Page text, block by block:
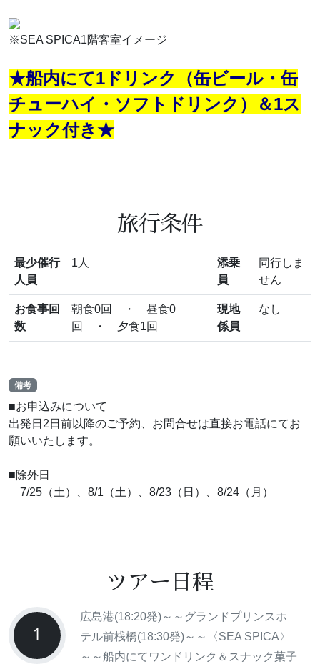
※SEA SPICA1階客室イメージ
★船内にて1ドリンク（缶ビール・缶
チューハイ・ソフトドリンク）＆1ス
ナック付き★
旅行条件
最少催行
人員
1人
添乗
員
同行しま
せん
お食事回
数
朝食0回 ・ 昼食0
回 ・ 夕食1回
現地
係員
なし
備考
■お申込みについて
出発日2日前以降のご予約、お問合せは直接お電話にてお
願いいたします。
■除外日
7/25（土）、8/1（土）、8/23（日）、8/24（月）
ツアー日程
1
広島港(18:20発)～～グランドプリンスホ
テル前桟橋(18:30発)～～〈SEA SPICA〉
～～船内にてワンドリンク＆スナック菓子